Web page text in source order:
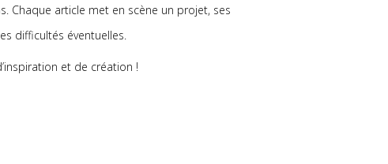
Chaque article met en scène un projet, ses
difficultés éventuelles.
et de création !